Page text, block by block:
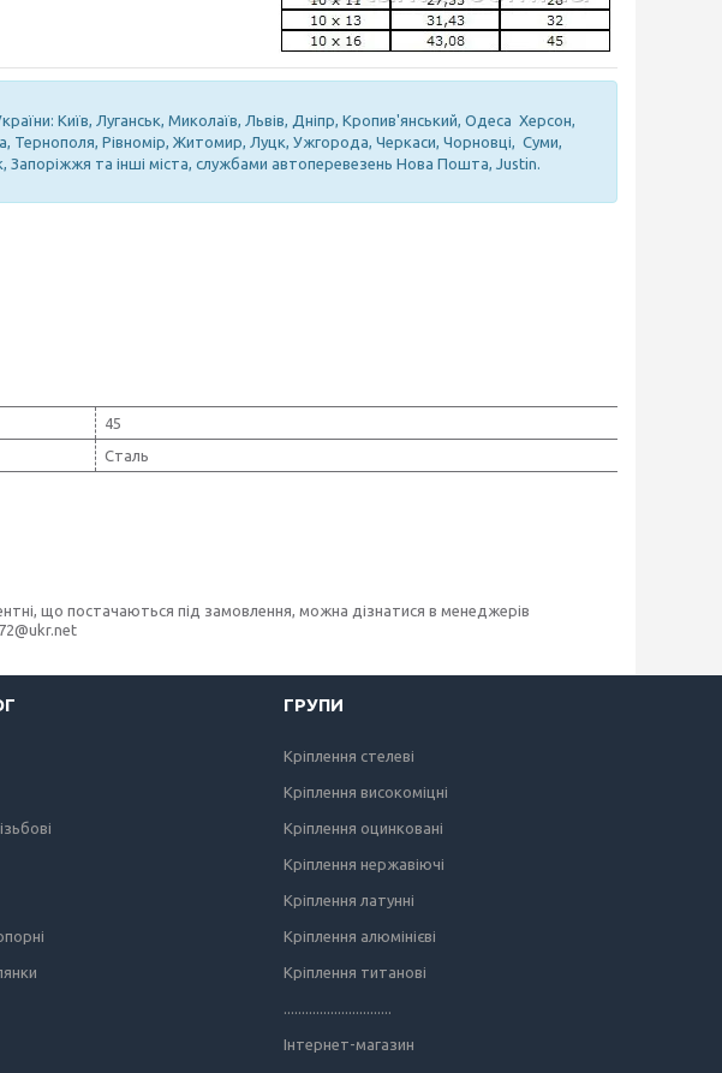
Київ, Луганськ, Миколаїв, Львів, Дніпр, Кропив'янський, Одеса Херсон,
Тернополя, Рівномір, Житомир, Луцк, Ужгорода, Черкаси, Чорновці, Суми,
Запоріжжя та інші міста, службами автоперевезень Нова Пошта, Justin.
45
Сталь
що постачаються під замовлення, можна дізнатися в менеджерів
ГРУПИ
Кріплення стелеві
Кріплення високоміцні
Кріплення оцинковані
Кріплення нержавіючі
Кріплення латунні
Кріплення алюмінієві
Кріплення титанові
..............................
Інтернет-магазин